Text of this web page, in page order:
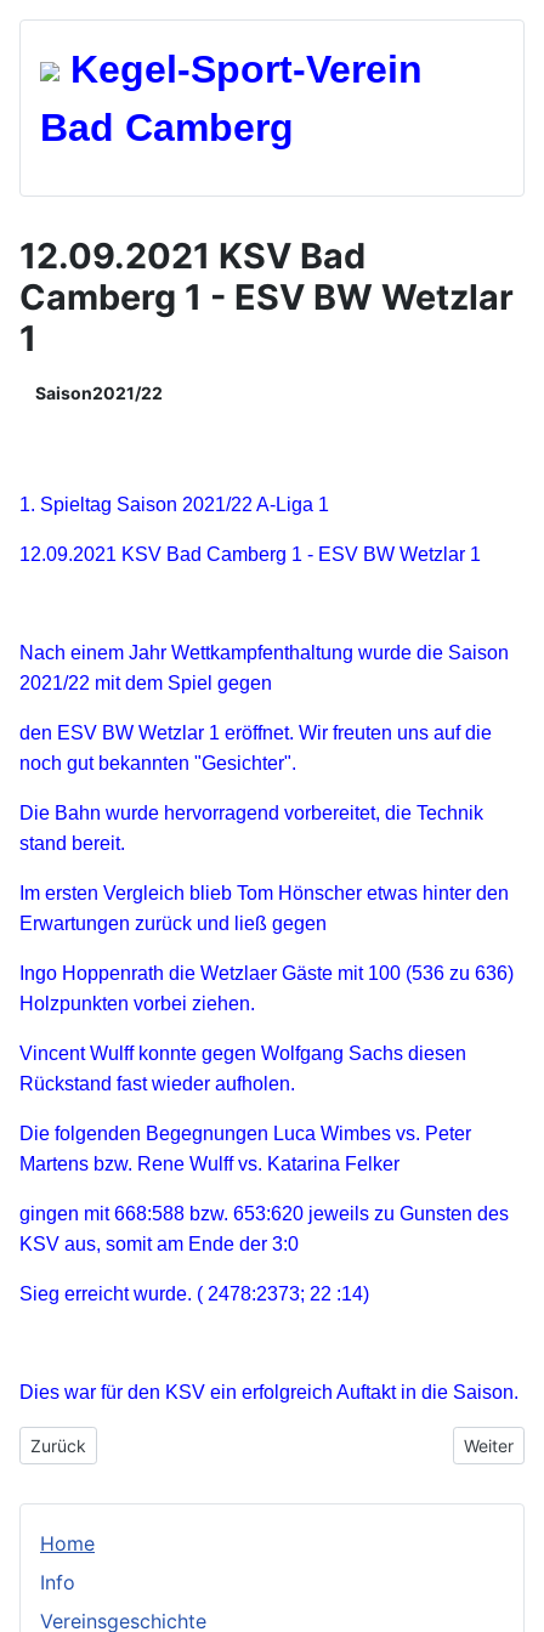
Home
Info
Vereinsgeschichte
Kegel-Sport-Verein
Bad Camberg
12.09.2021 KSV Bad
Camberg 1 - ESV BW Wetzlar
1
Saison2021/22
1. Spieltag Saison 2021/22 A-Liga 1
12.09.2021 KSV Bad Camberg 1 - ESV BW Wetzlar 1
Nach einem Jahr Wettkampfenthaltung wurde die Saison
2021/22 mit dem Spiel gegen
den ESV BW Wetzlar 1 eröffnet. Wir freuten uns auf die
noch gut bekannten "Gesichter".
Die Bahn wurde hervorragend vorbereitet, die Technik
stand bereit.
Im ersten Vergleich blieb Tom Hönscher etwas hinter den
Erwartungen zurück und ließ gegen
Ingo Hoppenrath die Wetzlaer Gäste mit 100 (536 zu 636)
Holzpunkten vorbei ziehen.
Vincent Wulff konnte gegen Wolfgang Sachs diesen
Rückstand fast wieder aufholen.
Die folgenden Begegnungen Luca Wimbes vs. Peter
Martens bzw. Rene Wulff vs. Katarina Felker
gingen mit 668:588 bzw. 653:620 jeweils zu Gunsten des
KSV aus, somit am Ende der 3:0
Sieg erreicht wurde. ( 2478:2373; 22 :14)
Dies war für den KSV ein erfolgreich Auftakt in die Saison.
Vorheriger Beitrag: 19.09.2021 KSV Bad Camberg 1 - KSC
Zurück Nächster
Weiter